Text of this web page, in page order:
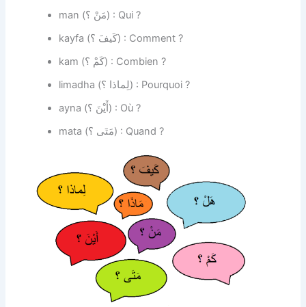
man (مَنْ ؟) : Qui ?
kayfa (كَيفَ ؟) : Comment ?
kam (كَمْ ؟) : Combien ?
limadha (لِماذا ؟) : Pourquoi ?
ayna (أَيْنَ ؟) : Où ?
mata (مَتَى ؟) : Quand ?